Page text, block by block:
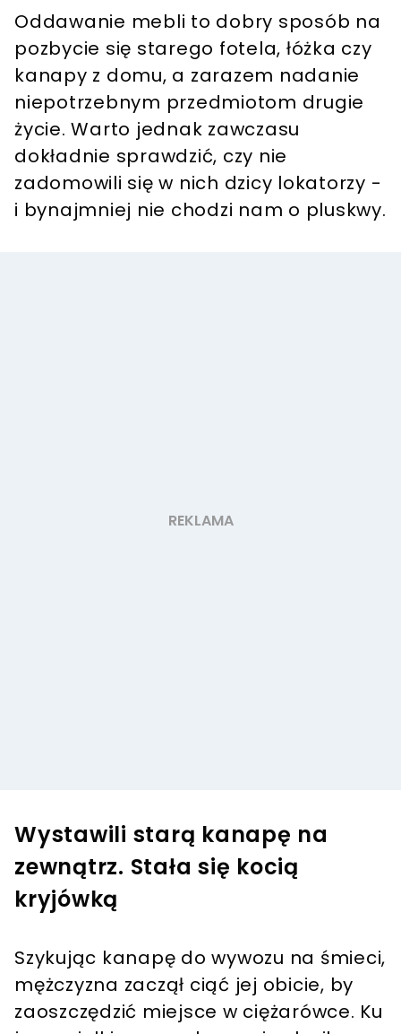
Oddawanie mebli to dobry sposób na
pozbycie się starego fotela, łóżka czy
kanapy z domu, a zarazem nadanie
niepotrzebnym przedmiotom drugie
życie. Warto jednak zawczasu
dokładnie sprawdzić, czy nie
zadomowili się w nich dzicy lokatorzy -
i bynajmniej nie chodzi nam o pluskwy.
Wystawili starą kanapę na
zewnątrz. Stała się kocią
kryjówką
Szykując kanapę do wywozu na śmieci,
mężczyzna zaczął ciąć jej obicie, by
zaoszczędzić miejsce w ciężarówce. Ku